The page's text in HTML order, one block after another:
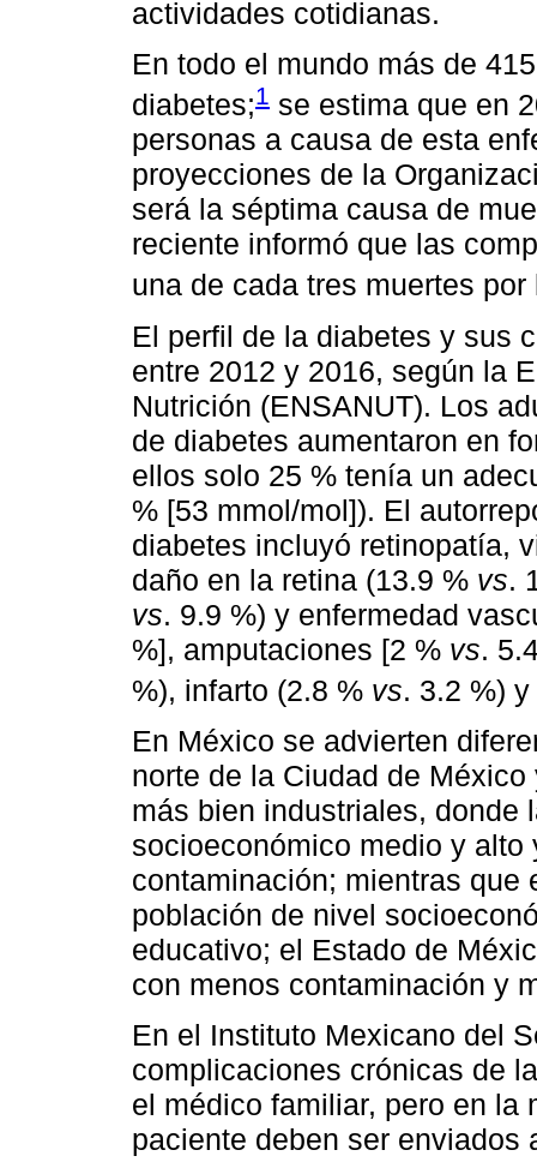
actividades cotidianas.
En todo el mundo más de
diabetes;1 se estima que en
personas a causa de esta
proyecciones de la
será la séptima causa de
reciente informó que las
una de cada tres muertes
El perfil de la diabetes y sus
entre 2012 y 2016, según la
Nutrición (ENSANUT). Los
de diabetes aumentaron en
ellos solo 25 % tenía un
% [53 mmol/mol]). El
diabetes incluyó retinopatía,
daño en la retina (13.9 % vs.
vs. 9.9 %) y enfermedad
%], amputaciones [2 % vs.
%), infarto (2.8 % vs. 3.2 %)
En México se advierten
norte de la Ciudad de
más bien industriales, donde
socioeconómico medio y
contaminación; mientras que
población de nivel
educativo; el Estado de
con menos contaminación y
En el Instituto Mexicano del
complicaciones crónicas de
el médico familiar, pero en la
paciente deben ser